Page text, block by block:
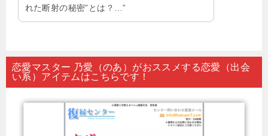
れた断射の秘密”とは？…”
恋愛マスター 乃愛（のあ）がおススメする恋愛（出会
い系）アイテムはこちらです！